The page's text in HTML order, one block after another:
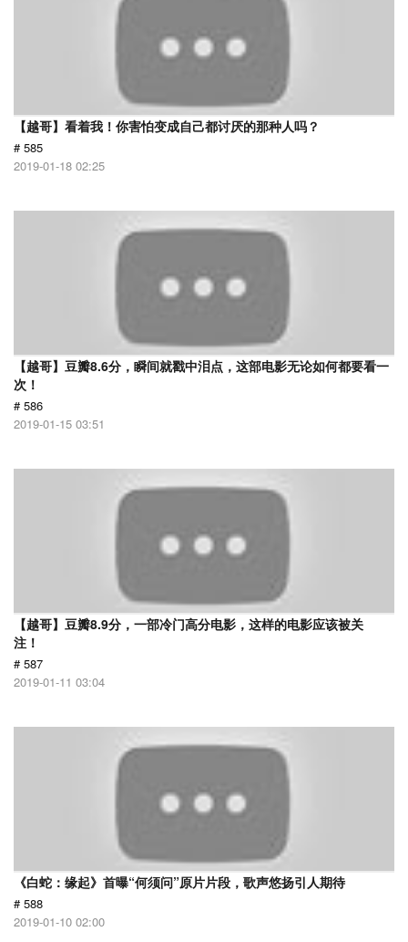
【越哥】看着我！你害怕变成自己都讨厌的那种人吗？
# 585
2019-01-18 02:25
【越哥】豆瓣8.6分，瞬间就戳中泪点，这部电影无论如何都要看一
次！
# 586
2019-01-15 03:51
【越哥】豆瓣8.9分，一部冷门高分电影，这样的电影应该被关
注！
# 587
2019-01-11 03:04
《白蛇：缘起》首曝“何须问”原片片段，歌声悠扬引人期待
# 588
2019-01-10 02:00